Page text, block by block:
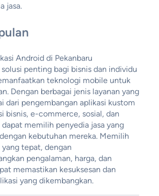
jasa.
Android di Pekanbaru
penting bagi bisnis dan individu
teknologi mobile untuk
Dengan berbagai jenis layanan yang
dari pengembangan aplikasi kustom
bisnis, e-commerce, sosial, dan
memilih penyedia jasa yang
kebutuhan mereka. Memilih
yang tepat, dengan
pengalaman, harga, dan
memastikan kesuksesan dan
yang dikembangkan.